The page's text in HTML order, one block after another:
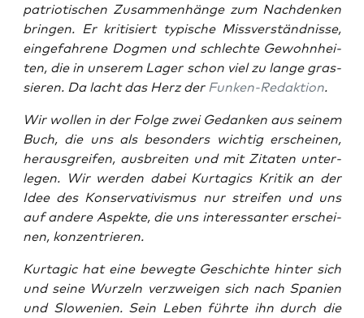
patrio­ti­schen Zusam­men­hän­ge zum Nach­den­ken
brin­gen. Er kri­ti­siert typi­sche Miss­ver­ständ­nis­se,
ein­ge­fah­re­ne Dog­men und schlech­te Gewohn­hei­
ten, die in unse­rem Lager schon viel zu lan­ge gras­
sie­ren. Da lacht das Herz derFun­ken-Redak­ti­on.
Wir wol­len in der Fol­ge zwei Gedan­ken aus sei­nem
Buch, die uns als beson­ders wich­tig erschei­nen,
her­aus­grei­fen, aus­brei­ten und mit Zita­ten unter­
le­gen. Wir wer­den dabei Kur­ta­gics Kri­tik an der
Idee des Kon­ser­va­ti­vis­mus nur strei­fen und uns
auf ande­re Aspek­te, die uns inter­es­san­ter erschei­
nen, konzentrieren.
Kur­ta­gic hat eine beweg­te Geschich­te hin­ter sich
und sei­ne Wur­zeln ver­zwei­gen sich nach Spa­ni­en
und Slo­we­ni­en. Sein Leben führ­te ihn durch die